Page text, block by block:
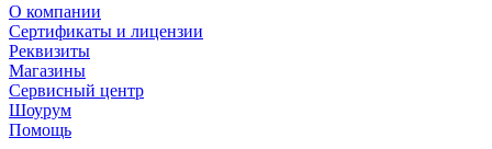
О компании
Сертификаты и лицензии
Реквизиты
Магазины
Сервисный центр
Шоурум
Помощь